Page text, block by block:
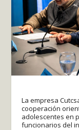
La empresa
cooperación
adolescentes en
funcionarios del